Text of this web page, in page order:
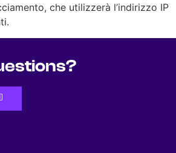
che utilizzerà l’indirizzo IP